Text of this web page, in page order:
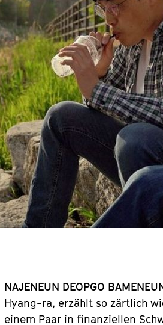
NAJENEUN DEOPGO
Hyang-ra, erzählt so zärtlich
einem Paar in finanziellen